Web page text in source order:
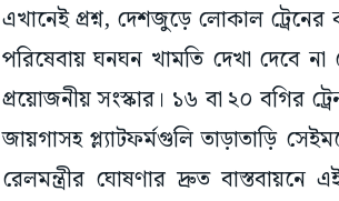
এখানেই প্রশ্ন, দেশজুড়ে লোকাল
পরিষেবায় ঘনঘন খামতি দেখা দেবে
প্রয়োজনীয় সংস্কার। ১৬ বা ২০ বগির
জায়গাসহ প্ল্যাটফর্মগুলি তাড়াতাড়ি
রেলমন্ত্রীর ঘোষণার দ্রুত